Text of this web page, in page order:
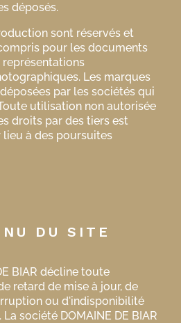
déposés.
sont réservés et
pour les documents
Les marques
par les sociétés qui
utilisation non autorisée
droits par des tiers est
à des poursuites
DU SITE
BIAR décline toute
retard de mise à jour, de
ou d'indisponibilité
société DOMAINE DE BIAR